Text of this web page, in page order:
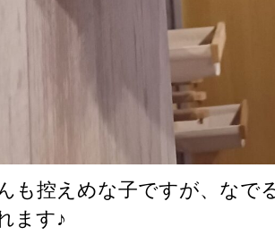
も控えめな子ですが、なで
ます♪